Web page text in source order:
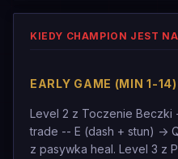
KIEDY CHAMPION JEST
EARLY GAME (MIN 1-
Level 2 z Toczenie Beczki
trade -- E (dash + stun) ->
z pasywka heal. Level 3 z